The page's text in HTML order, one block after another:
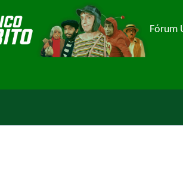
Fórum